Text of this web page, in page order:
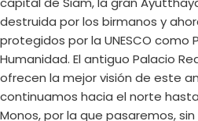
destruida por los birmanos y
protegidos por la UNESCO como
Humanidad. El antiguo Palacio
ofrecen la mejor visión de este
continuamos hacia el norte
Monos, por la que pasaremos,